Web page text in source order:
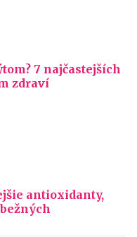
7 najčastejších
zdraví
antioxidanty,